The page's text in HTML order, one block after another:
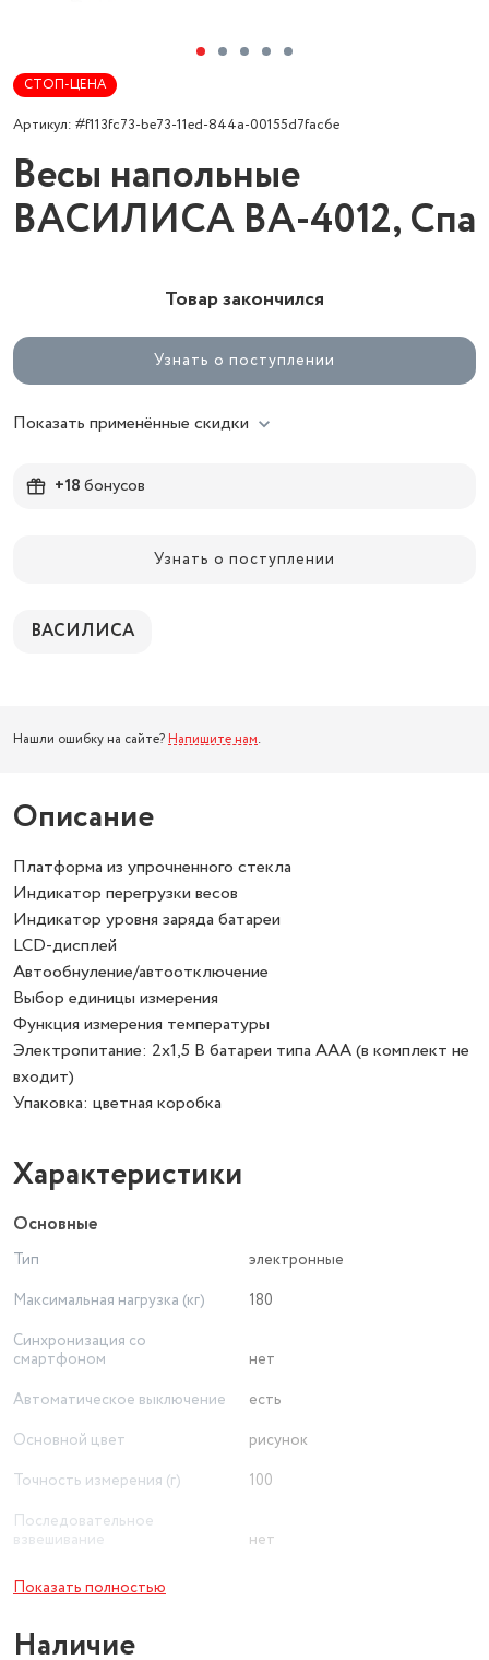
СТОП-ЦЕНА
Артикул: #f113fc73-be73-11ed-844a-00155d7fac6e
Весы напольные
ВАСИЛИСА ВА-4012, Спа
Товар закончился
Узнать о поступлении
Показать применённые скидки
+18бонусов
Узнать о поступлении
ВАСИЛИСА
Нашли ошибку на сайте? Напишите нам.
Описание
Платформа из упрочненного стекла
Индикатор перегрузки весов
Индикатор уровня заряда батареи
LCD-дисплей
Автообнуление/автоотключение
Выбор единицы измерения
Функция измерения температуры
Электропитание: 2х1,5 В батареи типа ААА (в комплект не
входит)
Упаковка: цветная коробка
Характеристики
Основные
Тип
электронные
Максимальная нагрузка (кг)
180
Синхронизация со
смартфоном
нет
Автоматическое выключение
есть
Основной цвет
рисунок
Точность измерения (г)
100
Последовательное
взвешивание
нет
Материал платформы
Показать полностью
Наличие